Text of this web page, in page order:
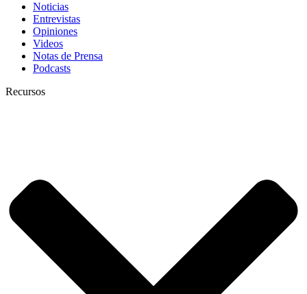
Noticias
Entrevistas
Opiniones
Videos
Notas de Prensa
Podcasts
Recursos